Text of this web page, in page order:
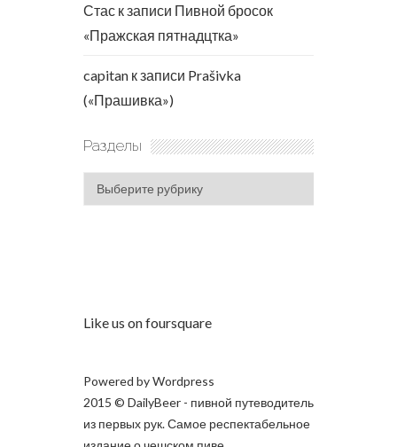
Стас к записи Пивной бросок
«Пражская пятнадцтка»
capitan к записи Prašivka
(«Прашивка»)
Разделы
Разделы
Like us on foursquare
Powered byWordpress
2015 © DailyBeer - пивной путеводитель
из первых рук. Самое респектабельное